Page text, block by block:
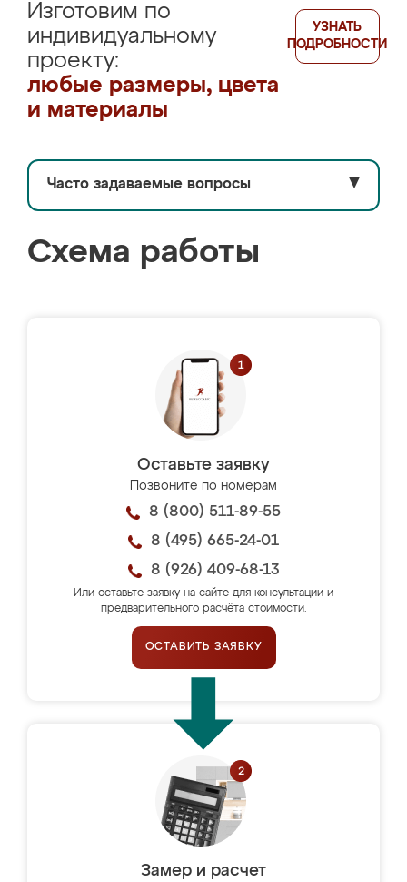
Изготовим по
индивидуальному
проекту:
любые размеры, цвета
и материалы
УЗНАТЬ
ПОДРОБНОСТИ
Часто задаваемые вопросы ▼
Схема работы
Оставьте заявку
Позвоните по номерам
8 (800) 511-89-55
8 (495) 665-24-01
8 (926) 409-68-13
Или оставьте заявку на сайте для консультации и
предварительного расчёта стоимости.
ОСТАВИТЬ ЗАЯВКУ
Замер и расчет